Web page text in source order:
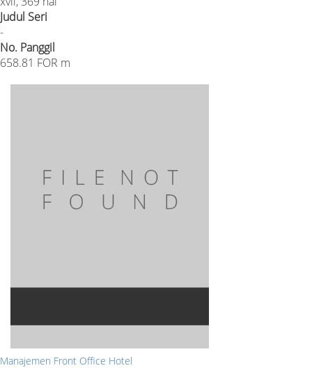
Judul Seri
-
No. Panggil
658.81 FOR m
Manajemen Front Office Hotel